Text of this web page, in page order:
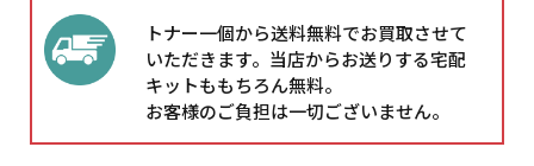
トナー一個から送料無料でお買取させて
いただきます。当店からお送りする宅配
キットももちろん無料。
お客様のご負担は一切ございません。